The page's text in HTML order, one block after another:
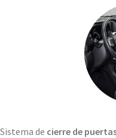
Sistema de cierre de